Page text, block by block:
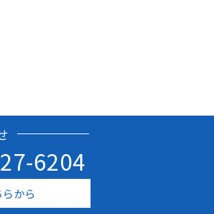
6204
から